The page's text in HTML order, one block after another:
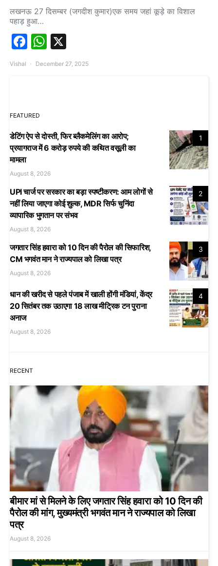
लखनऊ 27 दिसम्बर (जगदीश कुमार)एक समय जहां कूड़े का विशाल
पहाड़ हुआ…
Facebook
WhatsApp
Vishal December 27, 2025
FEATURED
1
डेटिंग ऐप से दोस्ती, फिर ब्लैकमेलिंग का आरोप;
प्रयागराज में 6 करोड़ रुपये की कथित वसूली का
मामला
August 8, 2026
2
UPI चार्ज पर सरकार का बड़ा स्पष्टीकरण: आम लोगों से
नहीं लिया जाएगा कोई शुल्क, MDR सिर्फ चुनिंदा
व्यापारिक भुगतान पर संभव
August 8, 2026
3
जगतार सिंह हवारा को 10 दिन की पैरोल की सिफारिश,
CM भगवंत मान ने राज्यपाल को लिखा पत्र
August 8, 2026
4
धान की खरीद से पहले पंजाब में खाली होंगी मंडियां, केंद्र
20 सितंबर तक उठाएगा 18 लाख मीट्रिक टन पुराना
अनाज
August 8, 2026
RECENT
बीमार मां से मिलने के लिए जगतार सिंह हवारा को 10 दिन की
पैरोल की मांग, मुख्यमंत्री भगवंत मान ने राज्यपाल को लिखा
पत्र
August 8, 2026